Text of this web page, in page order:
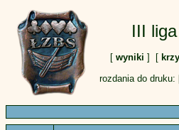
III
[wyniki ] [
rozdania do druku: